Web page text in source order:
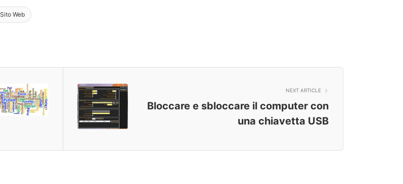
Sito Web
NEXT ARTICLE
Bloccare e sbloccare il computer con
una chiavetta USB